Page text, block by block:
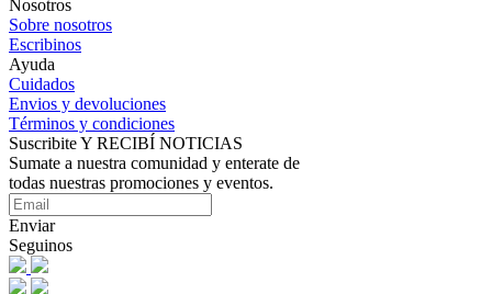
Nosotros
Sobre nosotros
Escribinos
Ayuda
Cuidados
Envios y devoluciones
Términos y condiciones
Suscribite Y RECIBÍ NOTICIAS
Sumate a nuestra comunidad y enterate de
todas nuestras promociones y eventos.
Enviar
Seguinos